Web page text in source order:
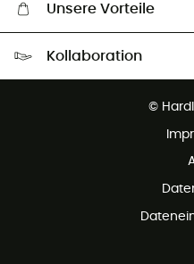
Unsere Vorteile
Kollaboration
©